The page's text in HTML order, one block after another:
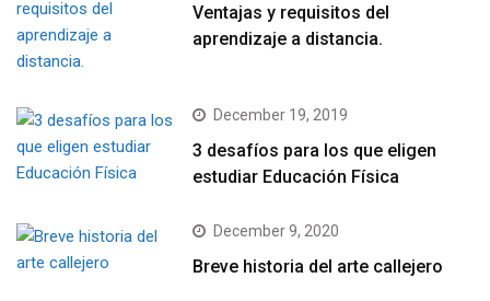
Ventajas y requisitos del
aprendizaje a distancia.
December 19, 2019
3 desafíos para los que eligen
estudiar Educación Física
December 9, 2020
Breve historia del arte callejero